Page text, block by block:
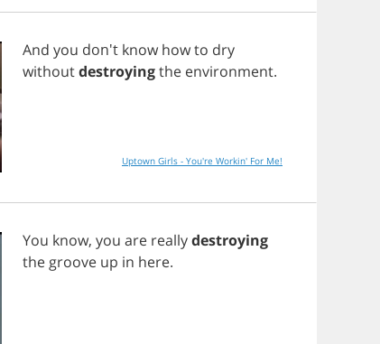
And you don't know howto dry
withoutdestroyingthe environment.
Uptown Girls - You're Workin' For Me!
You know, you are reallydestroying
the groove up in here.